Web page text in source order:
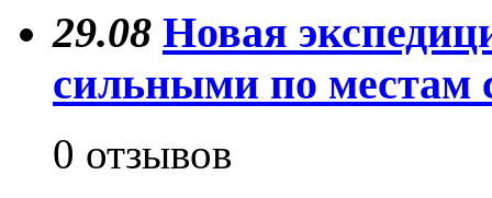
29.08 Новая
сильными по местам
0 отзывов